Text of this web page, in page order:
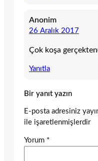
Anonim
26 Aralık 2017
Çok koşa
Yanıtla
Bir yanıt yazın
E-posta adresiniz
ile işaretlenmişlerdir
Yorum *